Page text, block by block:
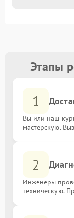
Этапы
1
Вы или наш
мастерскую.
2
Инженеры
техническую.